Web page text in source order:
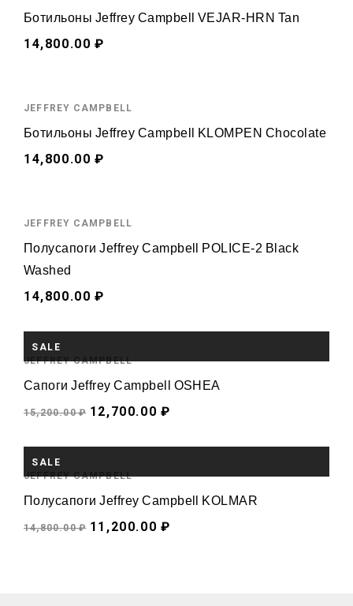
Ботильоны Jeffrey Campbell VEJAR-HRN Tan
14,800.00 ₽
JEFFREY CAMPBELL
Ботильоны Jeffrey Campbell KLOMPEN Chocolate
14,800.00 ₽
JEFFREY CAMPBELL
Полусапоги Jeffrey Campbell POLICE-2 Black
Washed
14,800.00 ₽
SALE
JEFFREY CAMPBELL
Сапоги Jeffrey Campbell OSHEA
15,200.00 ₽ 12,700.00 ₽
SALE
JEFFREY CAMPBELL
Полусапоги Jeffrey Campbell KOLMAR
14,800.00 ₽ 11,200.00 ₽